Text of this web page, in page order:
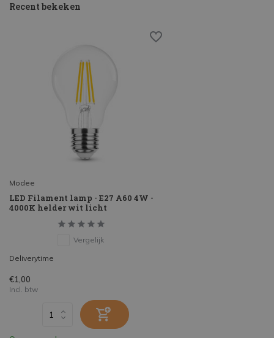
Recent bekeken
Modee
LED Filament lamp - E27 A60 4W -
4000K helder wit licht
Vergelijk
Deliverytime
€1,00
Incl. btw